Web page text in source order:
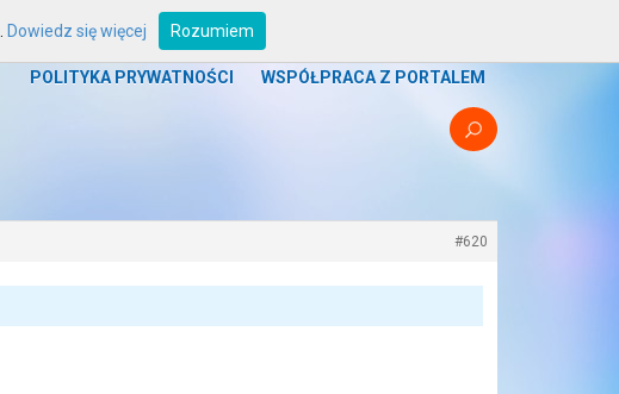
PROGRAMY BOUNTY
POLITYKA PRYWATNOŚCI
WSPÓŁPRACA Z PORTALEM
#620
Dowiedz się więcej Rozumiem